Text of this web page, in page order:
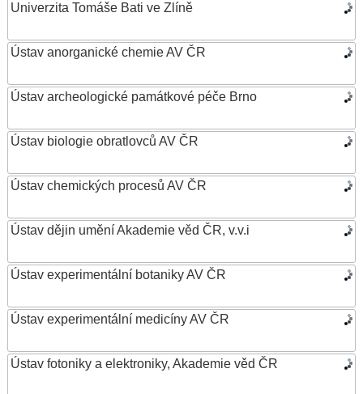
Univerzita Tomáše Bati ve Zlíně
Ústav anorganické chemie AV ČR
Ústav archeologické památkové péče Brno
Ústav biologie obratlovců AV ČR
Ústav chemických procesů AV ČR
Ústav dějin umění Akademie věd ČR, v.v.i
Ústav experimentální botaniky AV ČR
Ústav experimentální medicíny AV ČR
Ústav fotoniky a elektroniky, Akademie věd ČR